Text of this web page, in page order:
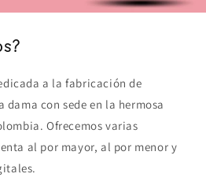
a la fabricación de
con sede en la hermosa
Ofrecemos varias
al por mayor, al por menor y